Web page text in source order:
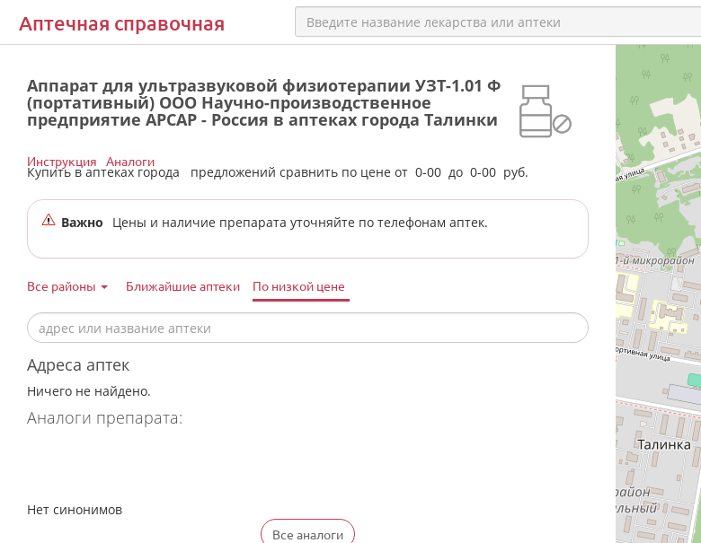
Аптечная справочная
Аппарат для ультразвуковой физиотерапии УЗТ-1.01 Ф
(портативный) ООО Научно-производственное
предприятие АРСАР - Россия в аптеках города Талинки
Купить в аптеках города предложений сравнить по цене от 0-00 до 0-00 руб.
Инструкция Аналоги
Важно Цены и наличие препарата уточняйте по телефонам аптек.
Все районы Ближайшие аптеки По низкой цене
Адреса аптек
Ничего не найдено.
Аналоги препарата:
Нет синонимов
Все аналоги